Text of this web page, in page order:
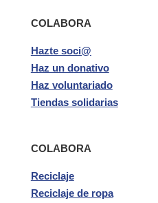
COLABORA
Hazte soci@
Haz un donativo
Haz voluntariado
Tiendas solidarias
COLABORA
Reciclaje
Reciclaje de ropa